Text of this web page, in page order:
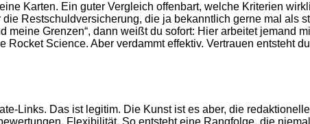
Karten. Ein guter Vergleich offenbart, welche Kriterien
Restschuldversicherung, die ja bekanntlich gerne mal als
meine Grenzen“, dann weißt du sofort: Hier arbeitet jemand
Science. Aber verdammt effektiv. Vertrauen entsteht
Links. Das ist legitim. Die Kunst ist es aber, die